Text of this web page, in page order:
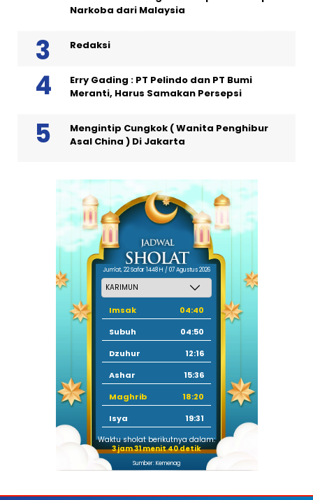
Narkoba dari Malaysia
Redaksi
Erry Gading : PT Pelindo dan PT Bumi
Meranti, Harus Samakan Persepsi
Mengintip Cungkok ( Wanita Penghibur
Asal China ) Di Jakarta
Jum'at, 22 Safar 1448 H / 07 Agustus 2026
Imsak
04:40
Subuh
04:50
Dzuhur
12:16
Ashar
15:36
Maghrib
18:20
Isya
19:31
Waktu sholat berikutnya dalam:
3 jam 31 menit 39 detik
Sumber: Kemenag